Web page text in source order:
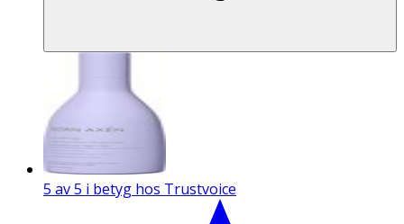
5 av 5 i betyg hos Trustvoice